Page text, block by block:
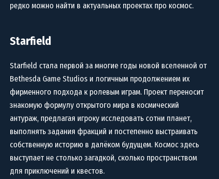
редко можно найти в актуальных проектах про космос.
Starfield
Starfield стала первой за многие годы новой вселенной от
Bethesda Game Studios и логичным продолжением их
фирменного подхода к ролевым играм. Проект переносит
знакомую формулу открытого мира в космический
антураж, предлагая игроку исследовать сотни планет,
выполнять задания фракций и постепенно выстраивать
собственную историю в далёком будущем. Космос здесь
выступает не столько загадкой, сколько пространством
для приключений и квестов.